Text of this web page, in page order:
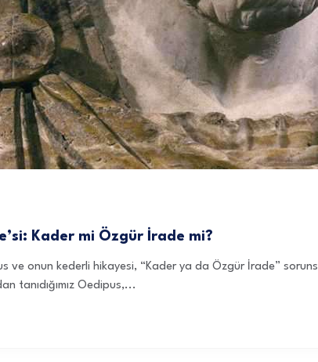
Kader mi Özgür İrade mi?
ve onun kederli hikayesi, “Kader ya da Özgür İrade”
tanıdığımız Oedipus,...